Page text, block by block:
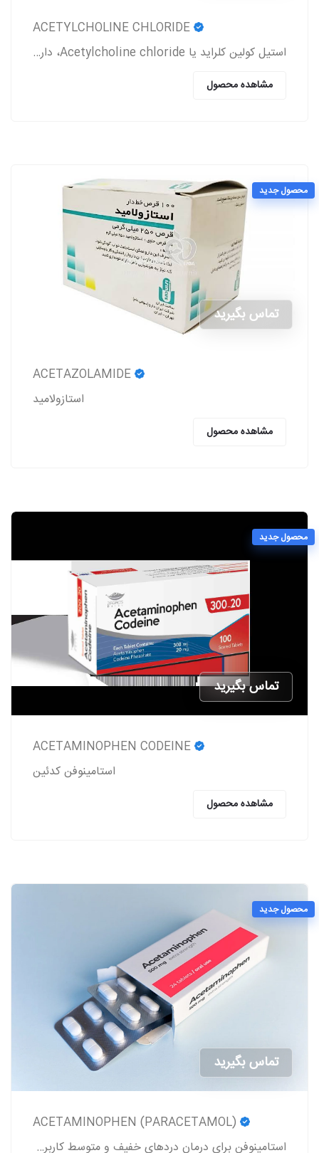
استیل کولین کلراید یا Acetylcholine chloride، دارویی است که معمولاً بعد از جراحی آب مروارید و پیوند قرنیه به بیمار تجویز می‌شود.
مشاهده محصول
محصول جدید
تماس بگیرید
استازولاميد
مشاهده محصول
محصول جدید
تماس بگیرید
استامینوفن کدئین
مشاهده محصول
محصول جدید
تماس بگیرید
استامینوفن برای درمان دردهای خفیف و متوسط کاربرد داشته و یک کاهنده تب به شمار می‎رود.